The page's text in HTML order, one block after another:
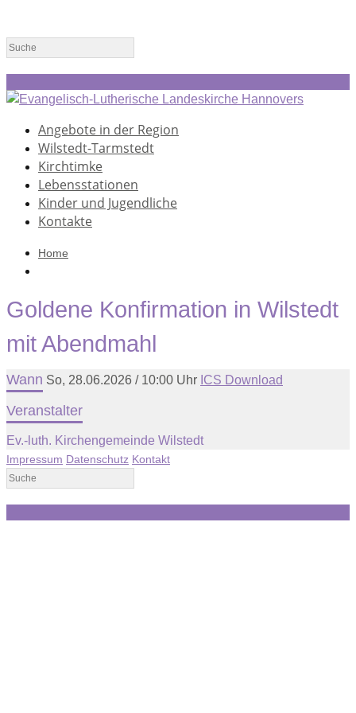
Angebote in der Region
Wilstedt-Tarmstedt
Kirchtimke
Lebensstationen
Kinder und Jugendliche
Kontakte
Home
Goldene Konfirmation in Wilstedt
mit Abendmahl
Wann So, 28.06.2026 / 10:00 Uhr ICS Download
Veranstalter
Ev.-luth. Kirchengemeinde Wilstedt
Impressum Datenschutz Kontakt